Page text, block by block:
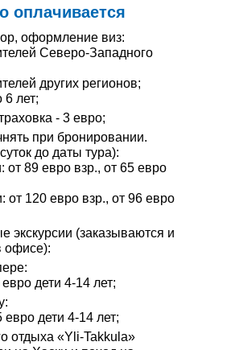
оплачивается
оформление виз:
Северо-Западного
других регионов;
6 лет;
- 3 евро;
при бронировании.
до даты тура):
89 евро взр., от 65 евро
от 120 евро взр., от 96 евро
экскурсии (заказываются и
офисе):
дети 4-14 лет;
евро дети 4-14 лет;
отдыха «Yli-Takkula»